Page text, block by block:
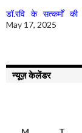
डॉ.रवि के सत्कर्मों
May 17, 2025
न्यूज़ केलेंडर